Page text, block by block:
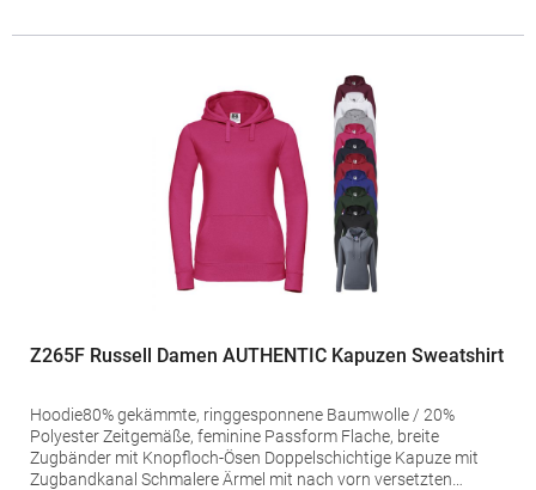
Baumwolle / 20% PolyesterArtikelname: Ladies' Classic Hooded
SweatArt.-Nr.: F409Angaben zur Produktsicherheit: Herst.-Nr.:
Lisfannon Business Centre, Co. Donegal, F93 Y2NA Buncrana,
Irland E-Mail: fruitbrands@fotlinc.com
Z265F Russell Damen AUTHENTIC Kapuzen Sweatshirt
Hoodie80% gekämmte, ringgesponnene Baumwolle / 20%
Polyester Zeitgemäße, feminine Passform Flache, breite
Zugbänder mit Knopfloch-Ösen Doppelschichtige Kapuze mit
Zugbandkanal Schmalere Ärmel mit nach vorn versetzten